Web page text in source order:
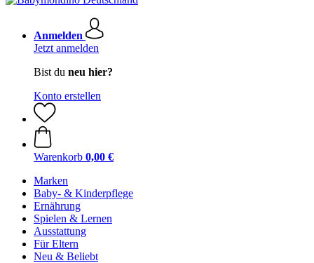
Anmelden
Jetzt anmelden
Bist du neu hier?
Konto erstellen
Warenkorb 0,00 €
Marken
Baby- & Kinderpflege
Ernährung
Spielen & Lernen
Ausstattung
Für Eltern
Neu & Beliebt